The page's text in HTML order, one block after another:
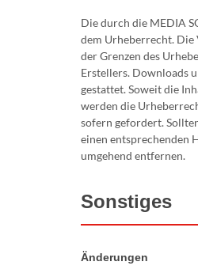
Die durch die MEDIA
dem Urheberrecht.
der Grenzen des
Erstellers. Downloads
gestattet. Soweit die
werden die
sofern gefordert.
einen entsprechenden
umgehend entfernen.
Sonstiges
Änderungen